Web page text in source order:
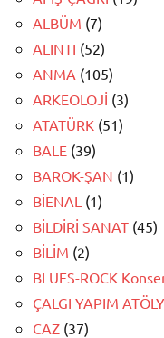
ALBÜM (7)
ALINTI (52)
ANMA (105)
ARKEOLOJİ (3)
ATATÜRK (51)
BALE (39)
BAROK-ŞAN (1)
BİENAL (1)
BİLDİRİ SANAT (45)
BİLİM (2)
BLUES-ROCK
ÇALGI YAPIM
CAZ (37)